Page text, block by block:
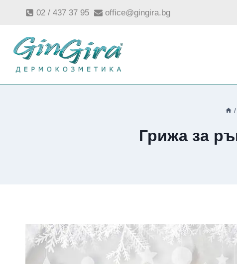
съдържанието
02 / 437 37 95 office@gingira.bg
/
Грижа за